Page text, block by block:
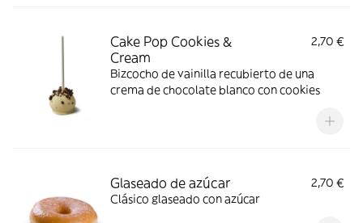
Cake Pop Cookies &
Cream
2,70 €
Bizcocho de vainilla recubierto de una
crema de chocolate blanco con cookies
Glaseado de azúcar
2,70 €
Clásico glaseado con azúcar